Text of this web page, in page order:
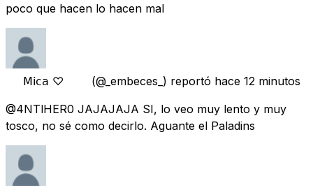
poco que hacen lo hacen mal
‍‍ ‍‍ ‍‍ ‍‍ ‍‍ ‍𝖬𝗂𝖼𝖺 ♡‍‍ ‍‍ ‍‍ ‍‍ ‍‍ ‍‍ ‍‍ ‍‍ (@_embeces_) reportó hace 12 minutos
@4NTlHER0 JAJAJAJA SI, lo veo muy lento y muy
tosco, no sé como decirlo. Aguante el Paladins